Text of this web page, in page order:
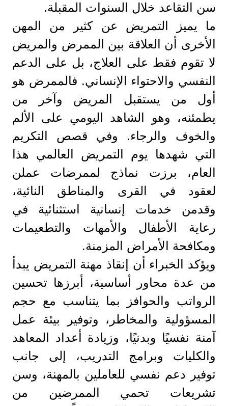
سن التقاعد خلال السنوات المقبلة.
ما يميز التمريض عن كثير من المهن
الأخرى أن العلاقة بين الممرض والمريض
لا تقوم فقط على العلاج، بل على الدعم
النفسي والاحتواء الإنساني. فالممرض هو
أول من يستقبل المريض وآخر من
يطمئنه، وهو الشاهد اليومي على الألم
والخوف والرجاء. وفي قصص التكريم
التي شهدها يوم التمريض العالمي هذا
العام، برزت نماذج لممرضات عملن
لعقود في القرى والمناطق النائية،
وقدمن خدمات إنسانية استثنائية في
رعاية الأطفال والأمهات والتطعيمات
ومكافحة الأمراض المزمنة.
ويؤكد الخبراء أن إنقاذ مهنة التمريض يبدأ
من عدة محاور أساسية، أبرزها تحسين
الرواتب والحوافز بما يتناسب مع حجم
المسؤولية والمخاطر، وتوفير بيئة عمل
آمنة نفسيًا وبدنيًا، وزيادة أعداد المعاهد
والكليات وبرامج التدريب، إلى جانب
توفير دعم نفسي للعاملين بالمهنة، وسن
تشريعات تحمي الممرضين من